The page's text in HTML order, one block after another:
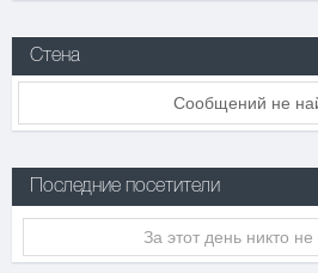
Стена
Сообщений не
Последние посетители
За этот день никто